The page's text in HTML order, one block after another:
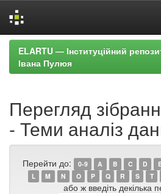
Skip
navigation
ELARTU — Інституційний
Івана Пулюя
Перегляд
- Теми аналіз
Перейти до: 0-9 A B C D
L
M N O P Q R S T
або ж введіть декілька